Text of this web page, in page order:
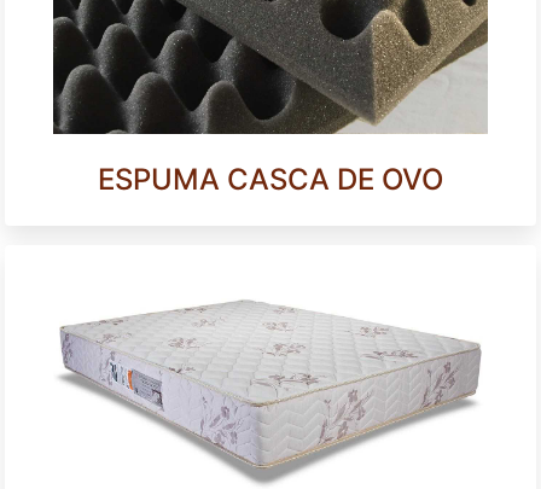
ESPUMA CASCA DE OVO